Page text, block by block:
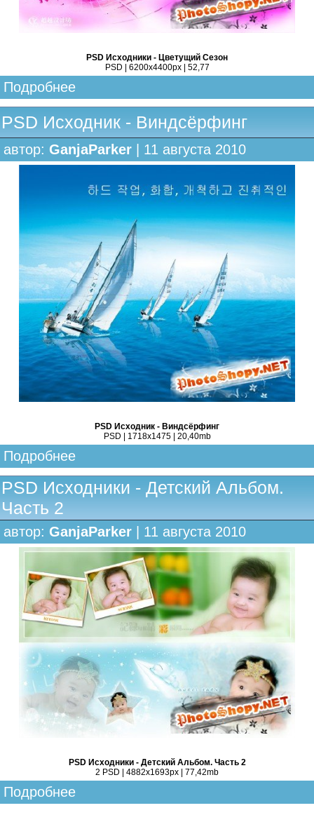
PSD Исходники - Цветущий Сезон
PSD | 6200x4400px | 52,77
Подробнее
PSD Исходник - Виндсёрфинг
автор: GanjaParker | 11 августа 2010
PSD Исходник - Виндсёрфинг
PSD | 1718x1475 | 20,40mb
Подробнее
PSD Исходники - Детский Альбом.
Часть 2
автор: GanjaParker | 11 августа 2010
PSD Исходники - Детский Альбом. Часть 2
2 PSD | 4882x1693px | 77,42mb
Подробнее